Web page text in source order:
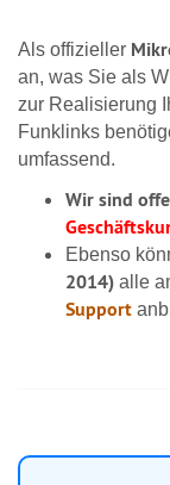
Als offizieller
an, was Sie als
zur Realisierung
Funklinks
umfassend.
Wir sind
Ebenso
2014) alle
Support